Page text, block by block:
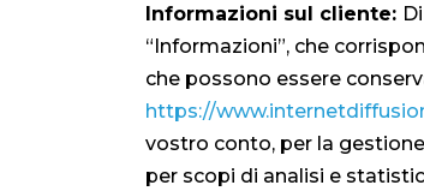
Informazioni sul cliente:
“Informazioni”, che
che possono essere
https://
vostro conto, per la
per scopi di analisi e